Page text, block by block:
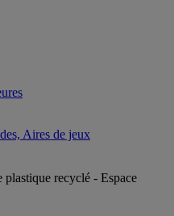
Aires de jeux
plastique recyclé - Espace